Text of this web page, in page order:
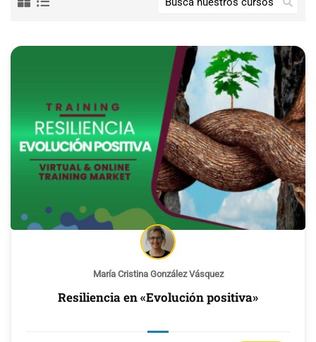
María Cristina González Vásquez
Resiliencia en «Evolución positiva»